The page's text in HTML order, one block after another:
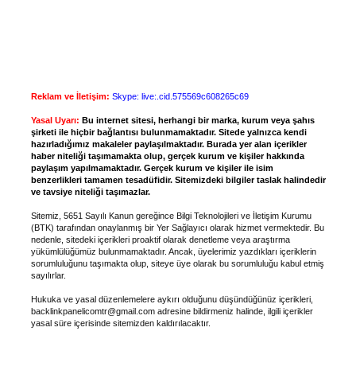
Reklam ve İletişim: Skype: live:.cid.575569c608265c69
Yasal Uyarı: Bu internet sitesi, herhangi bir marka, kurum veya şahıs
şirketi ile hiçbir bağlantısı bulunmamaktadır. Sitede yalnızca kendi
hazırladığımız makaleler paylaşılmaktadır. Burada yer alan içerikler
haber niteliği taşımamakta olup, gerçek kurum ve kişiler hakkında
paylaşım yapılmamaktadır. Gerçek kurum ve kişiler ile isim
benzerlikleri tamamen tesadüfidir. Sitemizdeki bilgiler taslak halindedir
ve tavsiye niteliği taşımazlar.
Sitemiz, 5651 Sayılı Kanun gereğince Bilgi Teknolojileri ve İletişim Kurumu
(BTK) tarafından onaylanmış bir Yer Sağlayıcı olarak hizmet vermektedir. Bu
nedenle, sitedeki içerikleri proaktif olarak denetleme veya araştırma
yükümlülüğümüz bulunmamaktadır. Ancak, üyelerimiz yazdıkları içeriklerin
sorumluluğunu taşımakta olup, siteye üye olarak bu sorumluluğu kabul etmiş
sayılırlar.
Hukuka ve yasal düzenlemelere aykırı olduğunu düşündüğünüz içerikleri,
backlinkpanelicomtr@gmail.comadresine bildirmeniz halinde, ilgili içerikler
yasal süre içerisinde sitemizden kaldırılacaktır.